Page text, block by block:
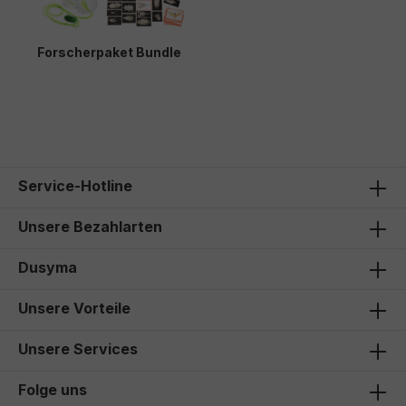
Forscherpaket Bundle
Service-Hotline
Unsere Bezahlarten
Dusyma
Unsere Vorteile
Unsere Services
Folge uns